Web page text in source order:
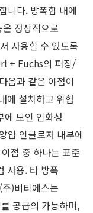
니다. 방폭함 내에
정상적으로
사용할 수 있도록
+ Fuchs의 퍼징/
음과 같은 이점이
에 설치하고 위험
에 모인 인화성
압 인클로저 내부에
점 중 하나는 표준
사용. 타 방폭
)비티에스는
공급의 가능하며,